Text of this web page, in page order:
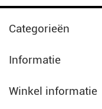
Categorieën
Informatie
Winkel informatie